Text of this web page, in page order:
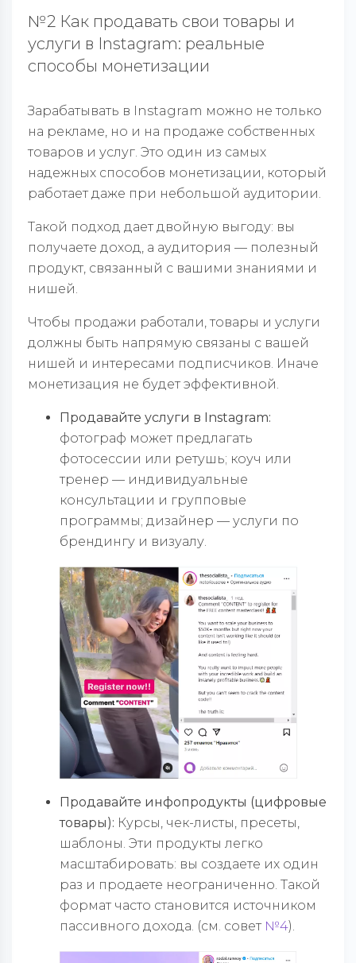
№2 Как продавать свои товары и
услуги в Instagram: реальные
способы монетизации
Зарабатывать в Instagram можно не только
на рекламе, но и на продаже собственных
товаров и услуг. Это один из самых
надежных способов монетизации, который
работает даже при небольшой аудитории.
Такой подход дает двойную выгоду: вы
получаете доход, а аудитория — полезный
продукт, связанный с вашими знаниями и
нишей.
Чтобы продажи работали, товары и услуги
должны быть напрямую связаны с вашей
нишей и интересами подписчиков. Иначе
монетизация не будет эффективной.
Продавайте услуги в Instagram:
фотограф может предлагать
фотосессии или ретушь; коуч или
тренер — индивидуальные
консультации и групповые
программы; дизайнер — услуги по
брендингу и визуалу.
Продавайте инфопродукты (цифровые
товары): Курсы, чек-листы, пресеты,
шаблоны. Эти продукты легко
масштабировать: вы создаете их один
раз и продаете неограниченно. Такой
формат часто становится источником
пассивного дохода. (см. совет №4).